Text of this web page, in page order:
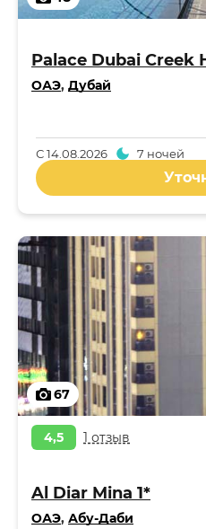
Palace Dubai Creek
ОАЭ, Дубай
С14.08.2026 7 ночей
67
4,5 1 отзыв
Al Diar Mina 1*
ОАЭ, Абу-Даби